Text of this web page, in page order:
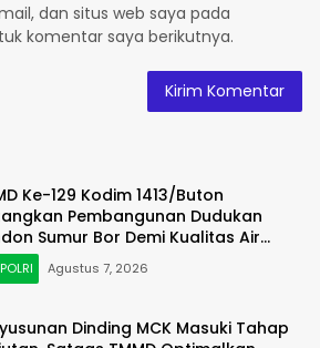
dan situs web saya pada
komentar saya berikutnya.
Ke-129 Kodim 1413/Buton
Pembangunan Dudukan
Sumur Bor Demi Kualitas Air
Agustus 7, 2026
Dinding MCK Masuki Tahap